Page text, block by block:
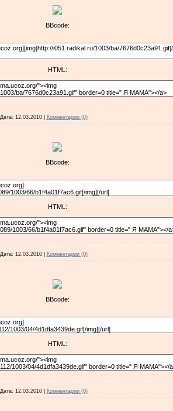
BBcode:
HTML:
Дата: 12.03.2010 Комментарии (0)
BBcode:
HTML:
Дата: 12.03.2010 Комментарии (0)
BBcode:
HTML:
Дата: 12.03.2010 Комментарии (0)